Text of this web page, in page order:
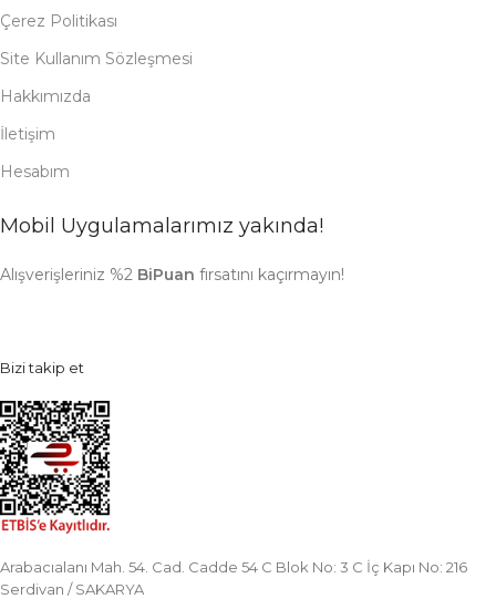
Çerez Politikası
Site Kullanım Sözleşmesi
Hakkımızda
İletişim
Hesabım
Mobil Uygulamalarımız yakında!
Alışverişleriniz %2 BiPuan fırsatını kaçırmayın!
Bizi takip et
Arabacıalanı Mah. 54. Cad. Cadde 54 C Blok No: 3 C İç Kapı No: 216
Serdivan / SAKARYA